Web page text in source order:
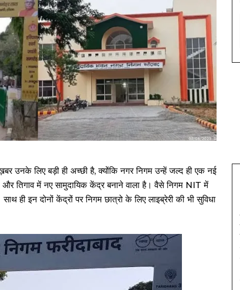
उनके लिए बड़ी ही अच्छी है, क्योंकि नगर निगम उन्हें जल्द ही एक नई
तिगाव में नए सामुदायिक केंद्र बनाने वाला है। वैसे निगम NIT में
ही इन दोनों केंद्रों पर निगम छात्रो के लिए लाइब्रेरी की भी सुविधा